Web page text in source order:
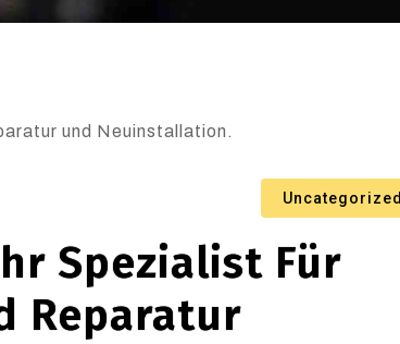
und Neuinstallation.
Uncategorized
Spezialist Für
Reparatur